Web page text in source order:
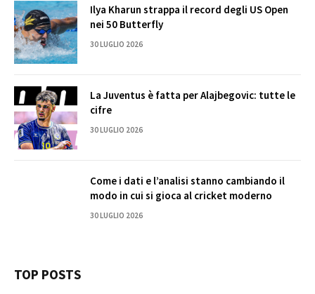
Ilya Kharun strappa il record degli US Open
nei 50 Butterfly
30 LUGLIO 2026
La Juventus è fatta per Alajbegovic: tutte le
cifre
30 LUGLIO 2026
Come i dati e l’analisi stanno cambiando il
modo in cui si gioca al cricket moderno
30 LUGLIO 2026
TOP POSTS